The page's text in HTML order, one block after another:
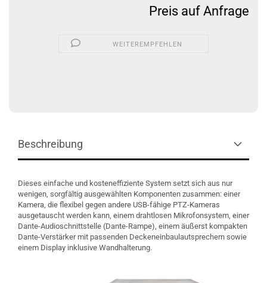
Preis auf Anfrage
WEITEREMPFEHLEN
Beschreibung
Dieses einfache und kosteneffiziente System setzt sich aus nur
wenigen, sorgfältig ausgewählten Komponenten zusammen: einer
Kamera, die flexibel gegen andere USB-fähige PTZ-Kameras
ausgetauscht werden kann, einem drahtlosen Mikrofonsystem, einer
Dante-Audioschnittstelle (Dante-Rampe), einem äußerst kompakten
Dante-Verstärker mit passenden Deckeneinbaulautsprechern sowie
einem Display inklusive Wandhalterung.